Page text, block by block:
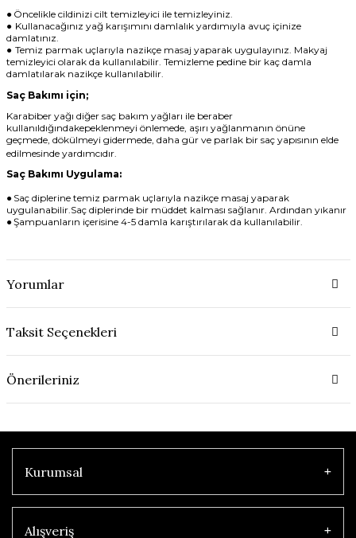
● Öncelikle cildinizi cilt temizleyici ile temizleyiniz.
● Kullanacağınız yağ karışımını damlalık yardımıyla avuç içinize
damlatınız.
● Temiz parmak uçlarıyla nazikçe masaj yaparak uygulayınız. Makyaj
temizleyici olarak da kullanılabilir. Temizleme pedine bir kaç damla
damlatılarak nazikçe kullanılabilir.
Saç Bakımı için;
Karabiber yağı diğer saç bakım yağları ile beraber
kullanıldığındakepeklenmeyi önlemede, aşırı yağlanmanın önüne
geçmede, dökülmeyi gidermede, daha gür ve parlak bir saç yapısının elde
edilmesinde yardımcıdır.
Saç Bakımı Uygulama:
● Saç diplerine temiz parmak uçlarıyla nazikçe masaj yaparak
uygulanabilir.Saç diplerinde bir müddet kalması sağlanır. Ardından yıkanır
●Şampuanların içerisine 4-5 damla karıştırılarak da kullanılabilir.
Yorumlar
Taksit Seçenekleri
Önerileriniz
Kurumsal
Alışveriş